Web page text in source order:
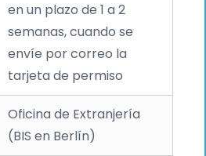
en un plazo de 1 a 2
semanas, cuando se
envíe por correo la
tarjeta de permiso
Oficina de Extranjería
(BIS en Berlín)